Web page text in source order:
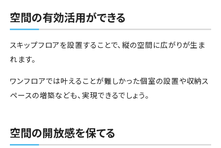
空間の有効活用ができる
スキップフロアを設置することで、縦の空間に広がりが生ま
れます。
ワンフロアでは叶えることが難しかった個室の設置や収納ス
ペースの増築なども、実現できるでしょう。
空間の開放感を保てる